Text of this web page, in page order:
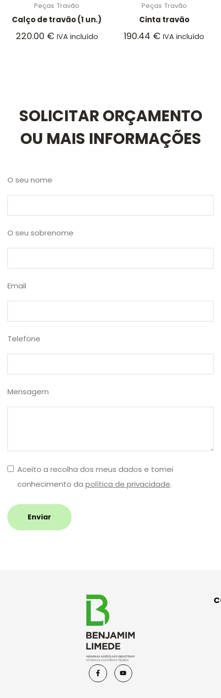
Peças Travão
Calço de travão (1 un.)
220.00 € IVA incluído
Peças Travão
Cinta travão
190.44 € IVA incluído
SOLICITAR ORÇAMENTO
OU MAIS INFORMAÇÕES
O seu nome
O seu sobrenome
Email
Telefone
Mensagem
Aceito a recolha dos meus dados e tomei
conhecimento da política de privacidade.
Enviar